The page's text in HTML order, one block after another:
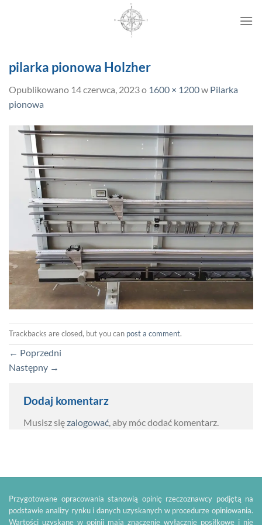
pilarka pionowa Holzher
Opublikowano 14 czerwca, 2023o 1600 × 1200w Pilarka
pionowa
Trackbacks are closed, but you can post a comment.
← Poprzedni
Następny →
Dodaj komentarz
Musisz sięzalogować, aby móc dodać komentarz.
Przygotowane opracowania stanowią opinię rzeczoznawcy podjętą na
podstawie analizy rynku i danych uzyskanych w procedurze opiniowania.
Wartości uzyskane w opinii mają znaczenie wyłącznie posiłkowe i nie